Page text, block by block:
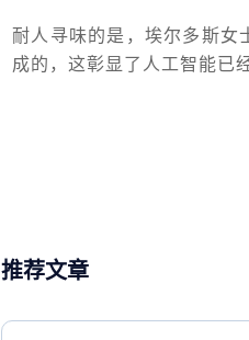
耐人寻味的是，埃尔多斯女
成的，这彰显了人工智能已
推荐文章